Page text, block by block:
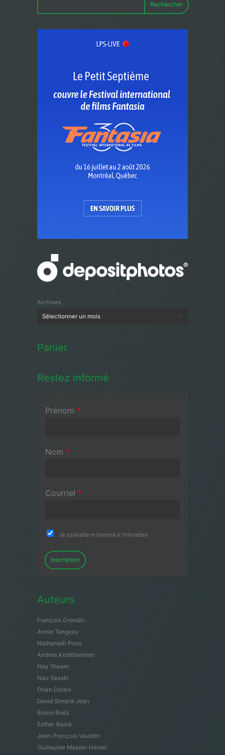
Rechercher
Archives
Panier
Restez informé
Prénom *
Nom *
Courriel *
Je souhaite m'inscrire à l'infolettre
Inscription
Auteurs
François Grondin
Annie Tanguay
Nathanaël Pono
Andrea Krotthammer
Nay Theam
Nao Sasaki
Orian Dorais
David Simard-Jean
Bruno Boëz
Esther Baslé
Jean-François Vaudrin
Guillaume Massie-Hamel